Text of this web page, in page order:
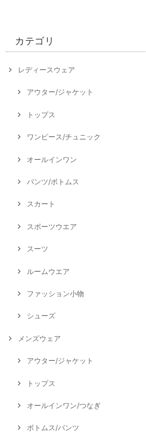
カテゴリ
レディースウェア
アウター/ジャケット
トップス
ワンピース/チュニック
オールインワン
パンツ/ボトムス
スカート
スポーツウエア
スーツ
ルームウエア
ファッション小物
シューズ
メンズウェア
アウター/ジャケット
トップス
オールインワン/つなぎ
ボトムス/パンツ